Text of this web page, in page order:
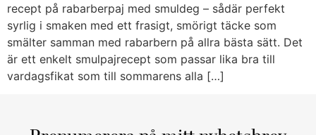
recept på rabarberpaj med smuldeg – sådär perfekt
syrlig i smaken med ett frasigt, smörigt täcke som
smälter samman med rabarbern på allra bästa sätt. Det
är ett enkelt smulpajrecept som passar lika bra till
vardagsfikat som till sommarens alla […]